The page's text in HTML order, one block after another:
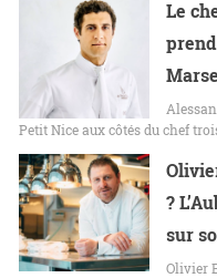
Le
Petit Nice aux côtés du chef
?
sur
Olivier